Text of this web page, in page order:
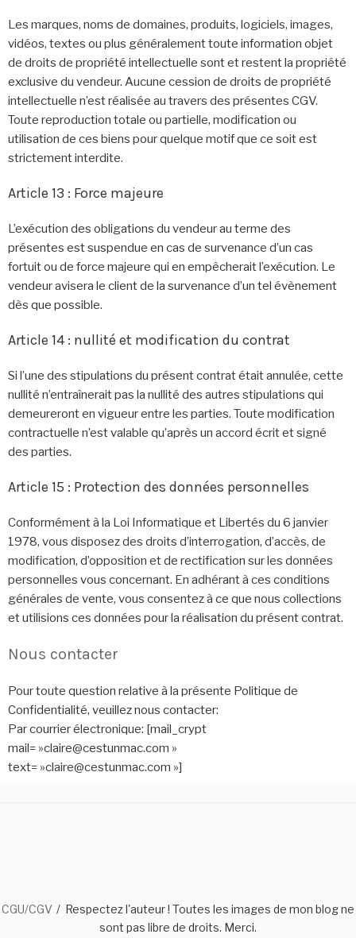
Les marques, noms de domaines, produits, logiciels, images,
vidéos, textes ou plus généralement toute information objet
de droits de propriété intellectuelle sont et restent la propriété
exclusive du vendeur. Aucune cession de droits de propriété
intellectuelle n’est réalisée au travers des présentes CGV.
Toute reproduction totale ou partielle, modification ou
utilisation de ces biens pour quelque motif que ce soit est
strictement interdite.
Article 13 : Force majeure
L’exécution des obligations du vendeur au terme des
présentes est suspendue en cas de survenance d’un cas
fortuit ou de force majeure qui en empêcherait l’exécution. Le
vendeur avisera le client de la survenance d’un tel évènement
dès que possible.
Article 14 : nullité et modification du contrat
Si l’une des stipulations du présent contrat était annulée, cette
nullité n’entraînerait pas la nullité des autres stipulations qui
demeureront en vigueur entre les parties. Toute modification
contractuelle n’est valable qu’après un accord écrit et signé
des parties.
Article 15 : Protection des données personnelles
Conformément à la Loi Informatique et Libertés du 6 janvier
1978, vous disposez des droits d’interrogation, d’accès, de
modification, d’opposition et de rectification sur les données
personnelles vous concernant. En adhérant à ces conditions
générales de vente, vous consentez à ce que nous collections
et utilisions ces données pour la réalisation du présent contrat.
Nous contacter
Pour toute question relative à la présente Politique de
Confidentialité, veuillez nous contacter:
Par courrier électronique: [mail_crypt
mail= »claire@cestunmac.com »
text= »claire@cestunmac.com »]
CGU/CGV
Respectez l'auteur ! Toutes les images de mon blog ne
sont pas libre de droits. Merci.